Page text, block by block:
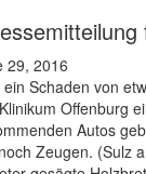
29, 2016
Schaden von
Offenburg
Autos
Zeugen. (Sulz